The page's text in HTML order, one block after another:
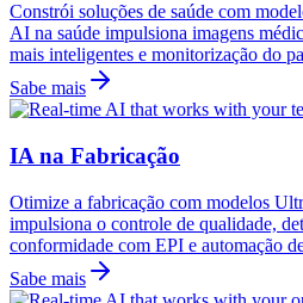
Constrói soluções de saúde com
AI na saúde impulsiona imagens
mais inteligentes e monitorização do
Sabe mais
IA na Fabricação
Otimize a fabricação com modelos
impulsiona o controle de qualidade,
conformidade com EPI e automação
Sabe mais